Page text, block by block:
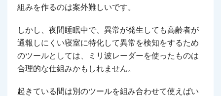
組みを作るのは案外難しいです。
しかし、夜間睡眠中で、異常が発生しても高齢者が
通報しにくい寝室に特化して異常を検知をするため
のツールとしては、ミリ波レーダーを使ったものは
合理的な仕組みかもしれません。
起きている間は別のツールを組み合わせて使えばい